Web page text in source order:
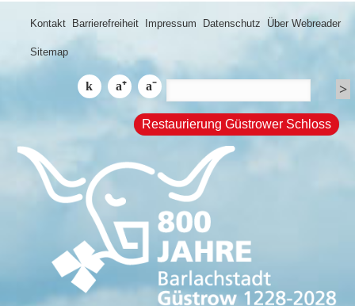
Kontakt Barrierefreiheit Impressum Datenschutz Über Webreader
Sitemap
Restaurierung Güstrower Schloss